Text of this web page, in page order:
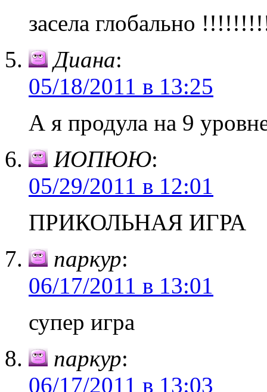
засела глобально
Диана:
05/18/2011 в 13:25
А я продула на 9
ИОПЮЮ:
05/29/2011 в 12:01
ПРИКОЛЬНАЯ ИГРА
паркур:
06/17/2011 в 13:01
супер игра
паркур:
06/17/2011 в 13:03